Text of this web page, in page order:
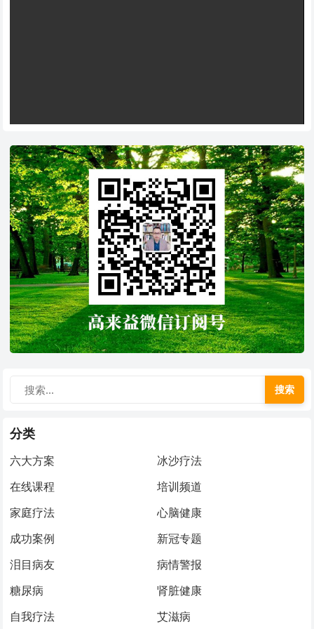
搜索
分类
六大方案
冰沙疗法
在线课程
培训频道
家庭疗法
心脑健康
成功案例
新冠专题
泪目病友
病情警报
糖尿病
肾脏健康
自我疗法
艾滋病